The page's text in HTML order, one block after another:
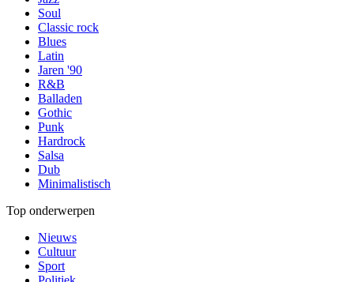
Soul
Classic rock
Blues
Latin
Jaren '90
R&B
Balladen
Gothic
Punk
Hardrock
Salsa
Dub
Minimalistisch
Top onderwerpen
Nieuws
Cultuur
Sport